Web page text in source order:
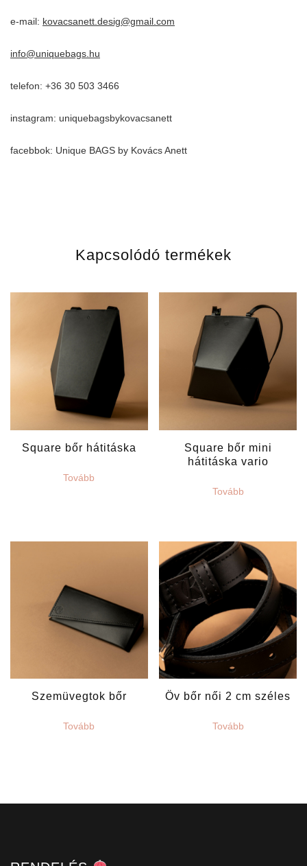
e-mail: kovacsanett.desig@gmail.com
info@uniquebags.hu
telefon: +36 30 503 3466
instagram: uniquebagsbykovacsanett
facebbok: Unique BAGS by Kovács Anett
Kapcsolódó termékek
Square bőr hátitáska
Tovább
Square bőr mini
hátitáska vario
Tovább
Szemüvegtok bőr
Tovább
Öv bőr női 2 cm széles
Tovább